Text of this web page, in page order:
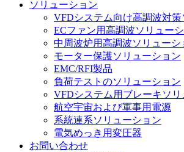
ソリューション
VFDシステム向け高調波対
ECファン用高調波ソリュー
中周波炉用高調波ソリューシ
モーター保護ソリューション
EMC/RFI製品
負荷テストのソリューション
VFDシステム用ブレーキソリ
航空宇宙および軍事用電源
系統連系ソリューション
電気めっき用変圧器
お問い合わせ